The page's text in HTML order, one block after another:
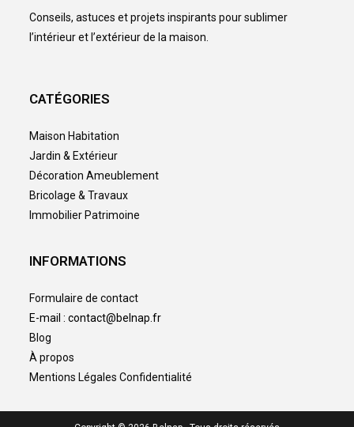
Conseils, astuces et projets inspirants pour sublimer
l’intérieur et l’extérieur de la maison.
CATÉGORIES
Maison Habitation
Jardin & Extérieur
Décoration Ameublement
Bricolage & Travaux
Immobilier Patrimoine
INFORMATIONS
Formulaire de contact
E-mail : contact@belnap.fr
Blog
À propos
Mentions Légales Confidentialité